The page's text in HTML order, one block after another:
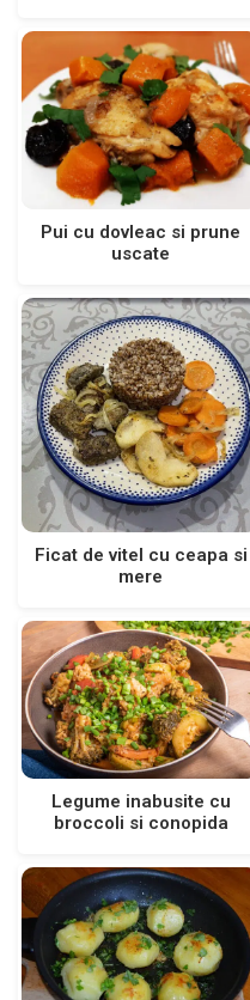
Pui cu dovleac si prune
uscate
Ficat de vitel cu ceapa si
mere
Legume inabusite cu
broccoli si conopida